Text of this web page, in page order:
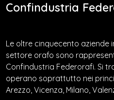
Confindustria
Le oltre cinquecento aziende
settore orafo sono
Confindustria Federorafi. Si
operano soprattutto nei
Arezzo, Vicenza, Milano,